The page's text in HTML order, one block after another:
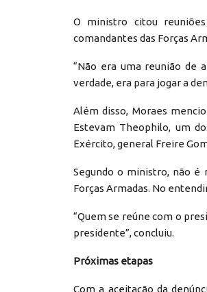
O ministro citou
comandantes das Forças
“Não era uma reunião de
verdade, era para jogar a
Além disso, Moraes
Estevam Theophilo, um
Exército, general Freire
Segundo o ministro, não é
Forças Armadas. No
“Quem se reúne com o
presidente”, concluiu.
Próximas etapas
Com a aceitação da